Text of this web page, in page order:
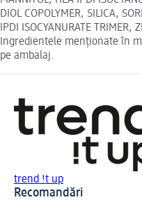
DIOL COPOLYMER, SILICA,
IPDI ISOCYANURATE TRIMER,
Ingredientele menționate în
pe ambalaj.
trend !t up
Recomandări